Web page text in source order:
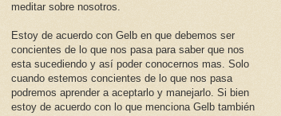
meditar sobre nosotros.
Estoy de acuerdo con Gelb en que debemos ser
concientes de lo que nos pasa para saber que nos
esta sucediendo y así poder conocernos mas. Solo
cuando estemos concientes de lo que nos pasa
podremos aprender a aceptarlo y manejarlo. Si bien
estoy de acuerdo con lo que menciona Gelb también